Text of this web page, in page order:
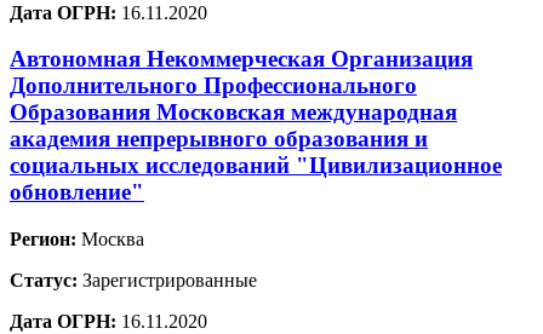
Дата ОГРН: 16.11.2020
Автономная Некоммерческая Организация
Дополнительного Профессионального
Образования Московская международная
академия непрерывного образования и
социальных исследований "Цивилизационное
обновление"
Регион: Москва
Статус: Зарегистрированные
Дата ОГРН: 16.11.2020